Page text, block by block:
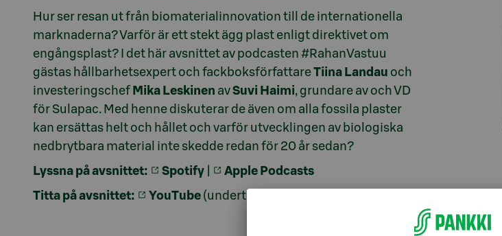
Hur ser resan ut från biomaterialinnovation till de internationella
marknaderna? Varför är ett stekt ägg plast enligt direktivet om
engångsplast? I det här avsnittet av podcasten #RahanVastuu
gästas hållbarhetsexpert och fackboksförfattareTiina Landau och
investeringschef Mika Leskinen avSuvi Haimi, grundare av och VD
för Sulapac. Med henne diskuterar de även om alla fossila plaster
kan ersättas helt och hållet och varför utvecklingen av biologiska
nedbrytbara material inte skedde redan för 20 år sedan?
Lyssna på avsnittet:
Spotify
Apple Podcasts
Titta på avsnittet:
YouTube (undertexter kommer snart)